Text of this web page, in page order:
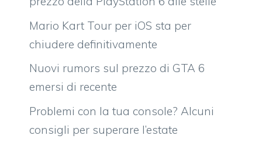
Mario Kart Tour per iOS sta per
chiudere definitivamente
Nuovi rumors sul prezzo di GTA 6
emersi di recente
Problemi con la tua console? Alcuni
consigli per superare l’estate